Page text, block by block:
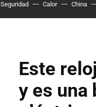
Seguridad Calor China
Este
y es una